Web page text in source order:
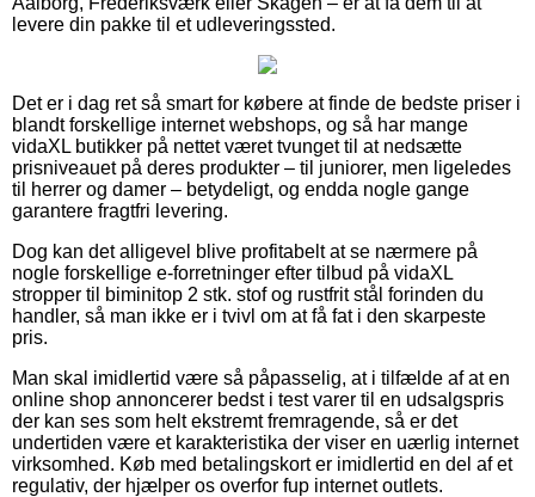
levere din pakke til et udleveringssted.
Det er i dag ret så smart for købere at finde de bedste priser i
blandt forskellige internet webshops, og så har mange
vidaXL butikker på nettet været tvunget til at nedsætte
prisniveauet på deres produkter – til juniorer, men ligeledes
til herrer og damer – betydeligt, og endda nogle gange
garantere fragtfri levering.
Dog kan det alligevel blive profitabelt at se nærmere på
nogle forskellige e-forretninger efter tilbud på vidaXL
stropper til biminitop 2 stk. stof og rustfrit stål forinden du
handler, så man ikke er i tvivl om at få fat i den skarpeste
pris.
Man skal imidlertid være så påpasselig, at i tilfælde af at en
online shop annoncerer bedst i test varer til en udsalgspris
der kan ses som helt ekstremt fremragende, så er det
undertiden være et karakteristika der viser en uærlig internet
virksomhed. Køb med betalingskort er imidlertid en del af et
regulativ, der hjælper os overfor fup internet outlets.